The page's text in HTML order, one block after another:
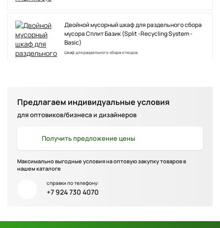
Двойной мусорный шкаф для раздельного сбора
мусора Сплит Базик (Split -Recycling System -
Basic)
Шкаф для раздельного сбора отходов
12 600 ₽ в наличии
Шкаф пластиковый Pro Tall Cabinet
Предлагаем индивидуальные условия
для оптовиков/бизнеса и дизайнеров
Максимально выгодные условия на оптовую закупку товаров в
нашем каталоге
Получить предложение цены
справки по телефону:
+7 924 730 4070